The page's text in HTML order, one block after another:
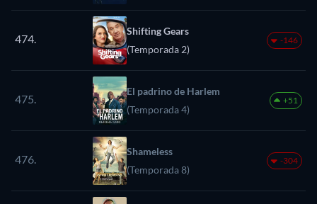
474.
Shifting Gears
(Temporada 2)
-146
475.
El padrino de Harlem
(Temporada 4)
+51
476.
Shameless
(Temporada 8)
-304